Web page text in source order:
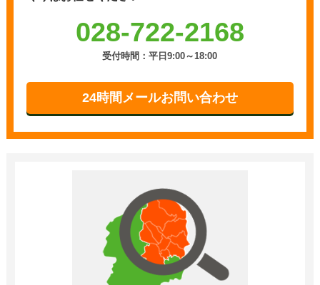
028-722-2168
受付時間：平日9:00～18:00
24時間メールお問い合わせ